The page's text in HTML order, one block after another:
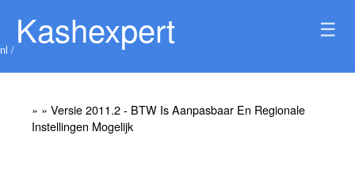
Kashexpert ☰
nl /
» » Versie 2011.2 - BTW Is Aanpasbaar En Regionale
Instellingen Mogelijk